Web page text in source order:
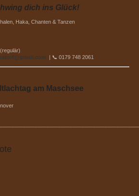
dich ins Glück!
Haka, Chanten & Tanzen
| 📞 0179 748 2061
am Maschsee